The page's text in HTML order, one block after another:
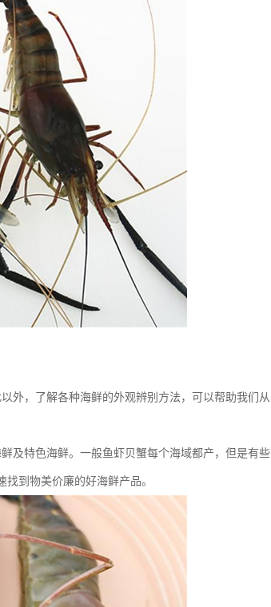
外，了解各种海鲜的外观辨别方法，可以帮助我们从
及特色海鲜。一般鱼虾贝蟹每个海域都产，但是有些
到物美价廉的好海鲜产品。